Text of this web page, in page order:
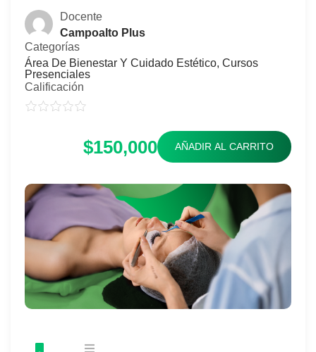
Docente
Campoalto Plus
Categorías
Área De Bienestar Y Cuidado Estético, Cursos
Presenciales
Calificación
$150,000 AÑADIR AL CARRITO